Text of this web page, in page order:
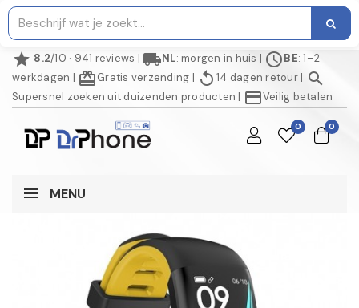
star 8.2/10 · 941 reviews | local_shippingNL: morgen in huis | scheduleBE: 1–2
werkdagen | redeemGratis verzending | replay 14 dagen retour| search
Supersnel zoeken uit duizenden producten | credit_cardVeilig betalen
0 0
MENU